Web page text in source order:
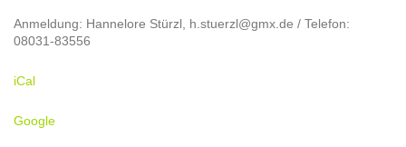
Anmeldung: Hannelore Stürzl, h.stuerzl@gmx.de / Telefon:
08031-83556
iCal
Google